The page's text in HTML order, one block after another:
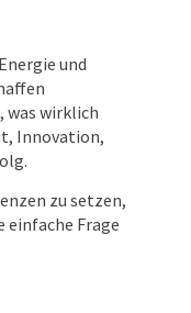
und
was wirklich
Innovation,
zu setzen,
Frage